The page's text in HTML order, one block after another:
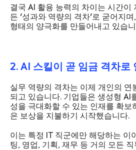
결국 AI 활용 능력의 차이는 시간이
든 '성과와 역량의 격차'로 굳어지
형태의 양극화를 만들어내고 있습
2. AI 스킬이 곧 임금 격차로
실무 역량의 격차는 이제 개인의 연
되고 있습니다. 기업들은 생성형 AI
성을 극대화할 수 있는 인재를 확보
은 보상을 지불하기 시작했습니다.
이는 특정 IT 직군에만 해당하는 이
팅, 영업, 기획, 재무 등 거의 모든